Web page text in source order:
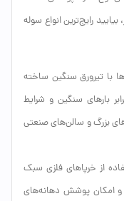
رایج‌ترین انواع سوله
با تیرورق سنگین ساخته
بارهای سنگین و شرایط
بزرگ و سالن‌های صنعتی
از خرپاهای فلزی سبک
و امکان پوشش دهانه‌های